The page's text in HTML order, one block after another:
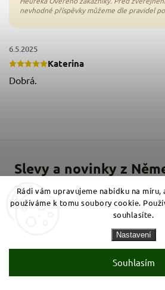
Rádi vám upravujeme nabídku na
používáme k tomu soubory cookie.
souhlasíte.
Nastavení
Souhlasím
Katerina
6.5.2025
Dobrá.
Vložte svůj e-mail a my vám
nových produktech na
Přihlásit se